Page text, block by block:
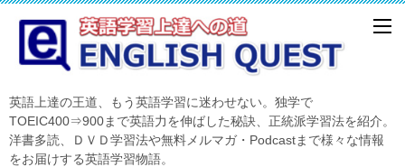
英語上達の王道、もう英語学習に迷わせない。独学で
TOEIC400⇒900まで英語力を伸ばした秘訣、正統派学習法を紹介。
洋書多読、ＤＶＤ学習法や無料メルマガ・Podcastまで様々な情報
をお届けする英語学習物語。